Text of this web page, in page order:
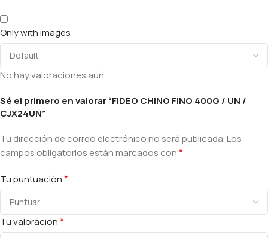
Only with images
No hay valoraciones aún.
Sé el primero en valorar “FIDEO CHINO FINO 400G / UN /
CJX24UN”
Tu dirección de correo electrónico no será publicada.Los
campos obligatorios están marcados con*
Tu puntuación*
Tu valoración*